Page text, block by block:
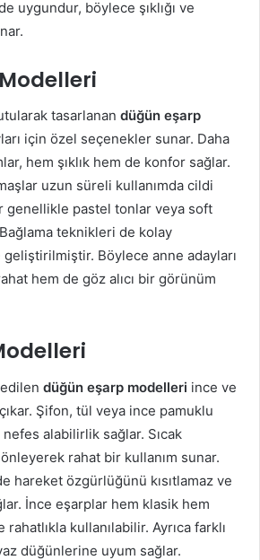
uygundur, böylece şıklığı ve
tasarlanan düğün eşarp
için özel seçenekler sunar. Daha
hem şıklık hem de konfor sağlar.
uzun süreli kullanımda cildi
genellikle pastel tonlar veya soft
teknikleri de kolay
Böylece anne adayları
hem de göz alıcı bir görünüm
düğün eşarp modelleri ince ve
Şifon, tül veya ince pamuklu
alabilirlik sağlar. Sıcak
rahat bir kullanım sunar.
hareket özgürlüğünü kısıtlamaz ve
İnce eşarplar hem klasik hem
kullanılabilir. Ayrıca farklı
düğünlerine uyum sağlar.